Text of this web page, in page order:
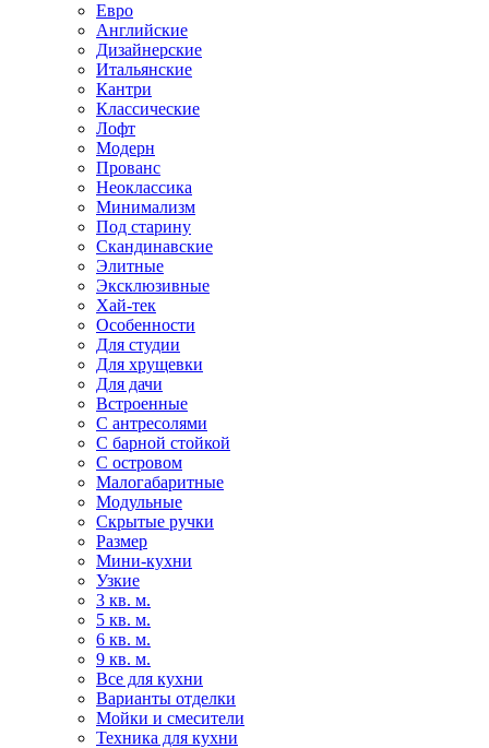
Евро
Английские
Дизайнерские
Итальянские
Кантри
Классические
Лофт
Модерн
Прованс
Неоклассика
Минимализм
Под старину
Скандинавские
Элитные
Эксклюзивные
Хай-тек
Особенности
Для студии
Для хрущевки
Для дачи
Встроенные
С антресолями
С барной стойкой
С островом
Малогабаритные
Модульные
Скрытые ручки
Размер
Мини-кухни
Узкие
3 кв. м.
5 кв. м.
6 кв. м.
9 кв. м.
Все для кухни
Варианты отделки
Мойки и смесители
Техника для кухни